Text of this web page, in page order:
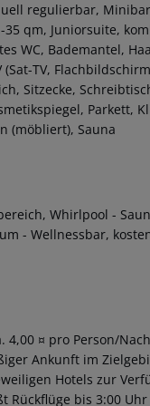
regulierbar, Minibar
35 qm, Juniorsuite,
WC, Bademantel,
TV,
Sitzecke,
Parkett,
(möbliert), Sauna
Whirlpool -
- Wellnessbar,
¤ pro Person/
Ankunft im
Hotels zur
Rückflüge bis 3:00 Uhr